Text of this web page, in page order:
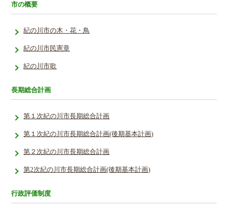
市の概要
紀の川市の木・花・鳥
紀の川市民憲章
紀の川市歌
長期総合計画
第１次紀の川市長期総合計画
第１次紀の川市長期総合計画(後期基本計画)
第２次紀の川市長期総合計画
第2次紀の川市長期総合計画(後期基本計画)
行政評価制度